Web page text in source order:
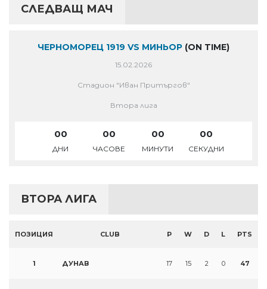
СЛЕДВАЩ МАЧ
ЧЕРНОМОРЕЦ 1919 VS МИНЬОР (ON TIME)
15.02.2026
Стадион "Иван Притъргов"
Втора лига
00
ДНИ
00
ЧАСОВЕ
00
МИНУТИ
00
СЕКУДНИ
ВТОРА ЛИГА
ПОЗИЦИЯ CLUB P W D L PTS
1 ДУНАВ 17 15 2 0 47